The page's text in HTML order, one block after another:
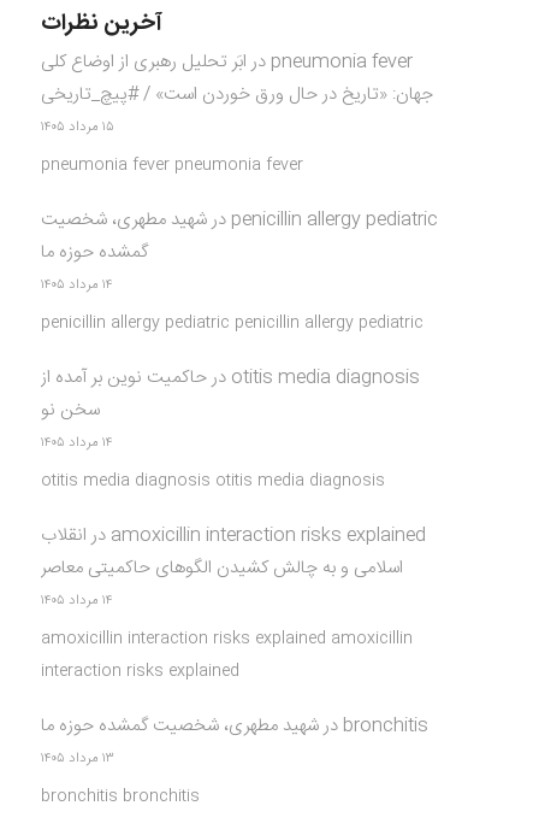
آخرین نظرات
pneumonia fever در ابَر تحلیل رهبری از اوضاع کلی
جهان: «تاریخ در حال ورق خوردن است» / #پیچ_تاریخی
۱۵ مرداد ۱۴۰۵
pneumonia fever pneumonia fever
penicillin allergy pediatric درشهید مطهری، شخصیت
گمشده حوزه ما
۱۴ مرداد ۱۴۰۵
penicillin allergy pediatric penicillin allergy pediatric
otitis media diagnosis درحاکمیت نوین بر آمده از
سخن نو
۱۴ مرداد ۱۴۰۵
otitis media diagnosis otitis media diagnosis
amoxicillin interaction risks explained درانقلاب
اسلامی و به چالش کشیدن الگوهای حاکمیتی معاصر
۱۴ مرداد ۱۴۰۵
amoxicillin interaction risks explained amoxicillin
interaction risks explained
bronchitis درشهید مطهری، شخصیت گمشده حوزه ما
۱۳ مرداد ۱۴۰۵
bronchitis bronchitis